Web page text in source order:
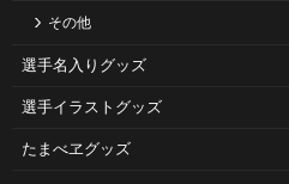
その他
選手名入りグッズ
選手イラストグッズ
たまべヱグッズ